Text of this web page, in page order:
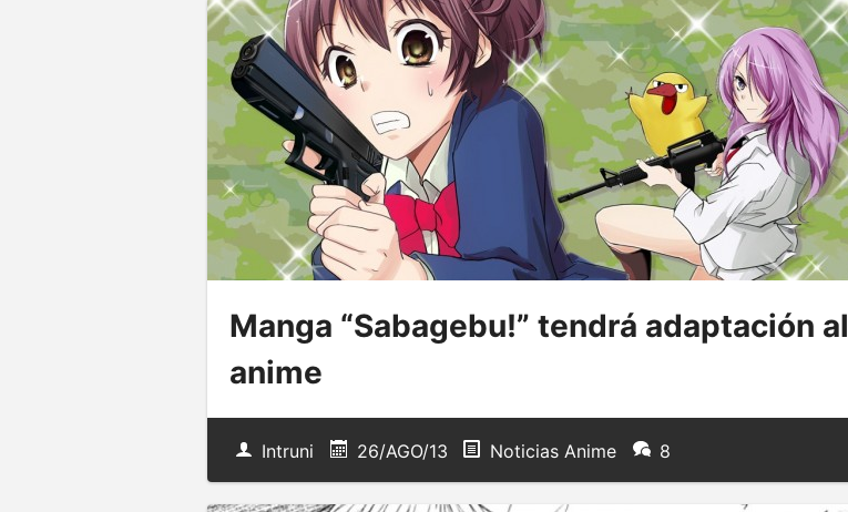
Manga “Sabagebu!” tendrá adaptación al
anime
Intruni 26/AGO/13 Noticias Anime 8